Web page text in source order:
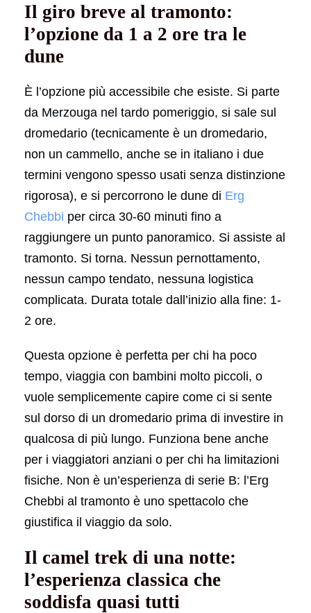
Il giro breve al tramonto:
l’opzione da 1 a 2 ore tra le
dune
È l’opzione più accessibile che esiste. Si parte
da Merzouga nel tardo pomeriggio, si sale sul
dromedario (tecnicamente è un dromedario,
non un cammello, anche se in italiano i due
termini vengono spesso usati senza distinzione
rigorosa), e si percorrono le dune di Erg
Chebbi per circa 30-60 minuti fino a
raggiungere un punto panoramico. Si assiste al
tramonto. Si torna. Nessun pernottamento,
nessun campo tendato, nessuna logistica
complicata. Durata totale dall’inizio alla fine: 1-
2 ore.
Questa opzione è perfetta per chi ha poco
tempo, viaggia con bambini molto piccoli, o
vuole semplicemente capire come ci si sente
sul dorso di un dromedario prima di investire in
qualcosa di più lungo. Funziona bene anche
per i viaggiatori anziani o per chi ha limitazioni
fisiche. Non è un’esperienza di serie B: l’Erg
Chebbi al tramonto è uno spettacolo che
giustifica il viaggio da solo.
Il camel trek di una notte:
l’esperienza classica che
soddisfa quasi tutti